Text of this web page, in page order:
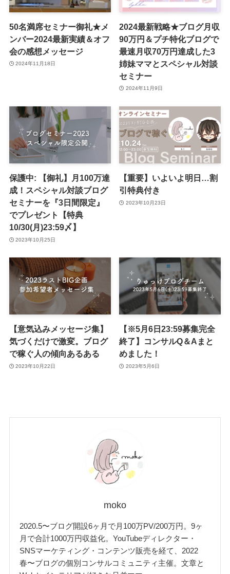
50名満席セミナー御礼★メ
ンバー2024最新実績＆オフ
会の感想メッセージ
2024年11月18日
2024最新戦略★ブログ月収
90万円＆プチ特化ブログで
最速月収70万円達成した3
姉妹ママとスペシャル対談
セミナー
2024年11月9日
保護中: 【御礼】月100万達
成！スペシャル対談ブログ
セミナーを『3日間限定』
でプレゼント【特典
10/30(月)23:59〆】
2023年10月25日
【重要】いよいよ明日…割
引特典付き
2023年10月23日
【意気込みメッセージ集】
気づくだけで激変。ブログ
で稼ぐ人の傾向あるある
2023年10月22日
【※5月6日23:59募集完全
終了】コンサルQ＆Aまと
めました！
2023年5月6日
moko
2020.5〜ブログ開設6ヶ月で月100万PV/200万円。9ヶ
月で合計1000万円収益化。YouTubeディレクター・
SNSマーケティング・コンテンツ販売を経て、2022
春〜ブログの個別コンサルコミュニティ主催。文章と